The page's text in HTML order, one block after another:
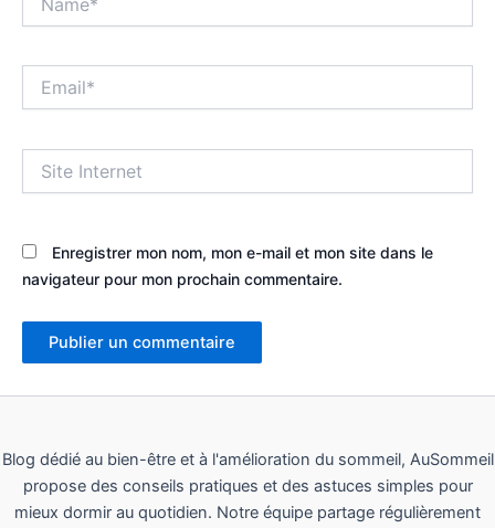
Internet
Enregistrer mon nom, mon e-mail et mon site dans le
navigateur pour mon prochain commentaire.
Blog dédié au bien-être et à l'amélioration du sommeil, AuSommeil
propose des conseils pratiques et des astuces simples pour
mieux dormir au quotidien. Notre équipe partage régulièrement